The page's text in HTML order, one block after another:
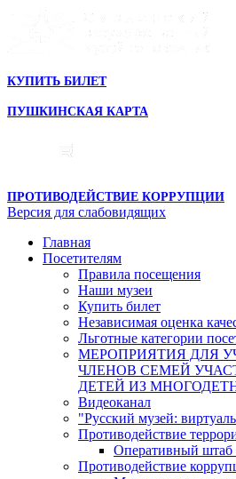
КУПИТЬ БИЛЕТ
ПУШКИНСКАЯ КАРТА
ПРОТИВОДЕЙСТВИЕ КОРРУПЦИИ
Версия для слабовидящих
Главная
Посетителям
Правила посещения
Наши музеи
Купить билет
Независимая оценка
Льготные категории
МЕРОПРИЯТИЯ ДЛЯ
ЧЛЕНОВ СЕМЕЙ
ДЕТЕЙ ИЗ
Видеоканал
"Русский музей:
Противодействие
Оперативный штаб
Противодействие